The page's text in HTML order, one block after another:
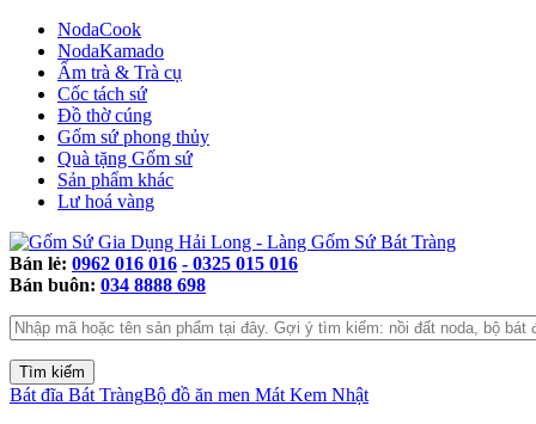
NodaCook
NodaKamado
Ấm trà & Trà cụ
Cốc tách sứ
Đồ thờ cúng
Gốm sứ phong thủy
Quà tặng Gốm sứ
Sản phẩm khác
Lư hoá vàng
Bán lẻ: 0962 016 016 - 0325 015 016
Bán buôn: 034 8888 698
Bát đĩa Bát TràngBộ đồ ăn men Mát Kem Nhật